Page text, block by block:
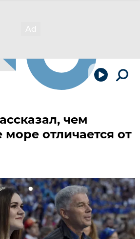
чем
море отличается от